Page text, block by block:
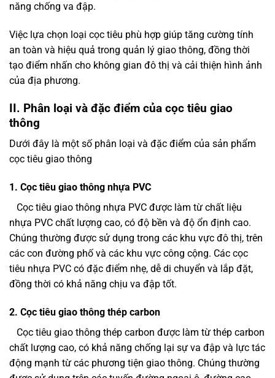
năng chống va đập.
Việc lựa chọn loại cọc tiêu phù hợp giúp tăng cường tính
an toàn và hiệu quả trong quản lý giao thông, đồng thời
tạo điểm nhấn cho không gian đô thị và cải thiện hình ảnh
của địa phương.
II. Phân loại và đặc điểm của cọc tiêu giao
thông
Dưới đây là một số phân loại và đặc điểm của sản phẩm
cọc tiêu giao thông
1. Cọc tiêu giao thông nhựa PVC
Cọc tiêu giao thông nhựa PVC được làm từ chất liệu
nhựa PVC chất lượng cao, có độ bền và độ ổn định cao.
Chúng thường được sử dụng trong các khu vực đô thị, trên
các con đường phố và các khu vực công cộng. Các cọc
tiêu nhựa PVC có đặc điểm nhẹ, dễ di chuyển và lắp đặt,
đồng thời có khả năng chịu va đập tốt.
2. Cọc tiêu giao thông thép carbon
Cọc tiêu giao thông thép carbon được làm từ thép carbon
chất lượng cao, có khả năng chống lại sự va đập và lực tác
động mạnh từ các phương tiện giao thông. Chúng thường